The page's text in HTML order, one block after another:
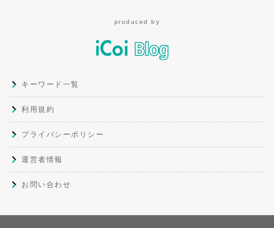
produced by
キーワード一覧
利用規約
プライバシーポリシー
運営者情報
お問い合わせ